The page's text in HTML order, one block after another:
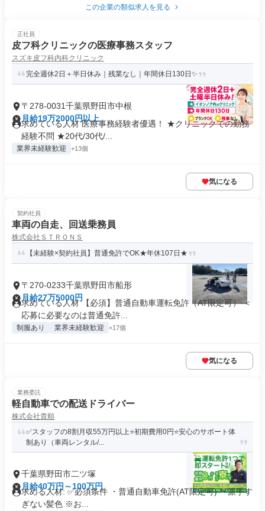
この企業の類似求人を見る
正社員
皮フ科クリニックの医療事務スタッフ
スズキ皮フ科内科クリニック
完全週休2日＋半日休み｜残業なし｜年間休日130日✨
〒278-0031千葉県野田市中根
月給19万2000円以上
求めている人材 医療事務経験者優遇！ ★クリニックでの勤務
経験不問 ★20代/30代/...
業界未経験歓迎 +13個
気になる
契約社員
車両の自走、回送乗務員
株式会社ＳＴＲＯＮＳ
【未経験×契約社員】普通免許でOK★年休107日★
〒270-0233千葉県野田市船形
月給27万5000円
求めている人材 【必須】普通自動車運転免許（AT限定可） ＜
応募に必要なのは普通免許...
制服あり 業界未経験歓迎 +17個
気になる
業務委託
軽自動車での配送ドライバー
株式会社貴順
✅スタッフの8割月収55万円以上⭐️初期費用0円⭐️安心のサポート体
制あり（車両レンタル/...
千葉県野田市二ツ塚
月給40万円～100万円
求める人材: ✅️必須条件 ・普通自動車免許(AT限定可) ・派手す
ぎない髪色 ※お...